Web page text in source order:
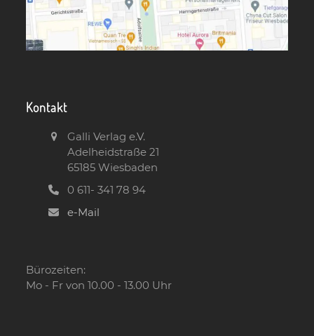
Kontakt
Galli Verlag e.V.
Adelheidstraße 21
65185 Wiesbaden
0 611- 341 78 94
e-Mail
Bürozeiten:
Mo - Fr von 10.00 - 13.00 Uhr